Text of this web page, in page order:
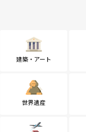
建築・アート
世界遺産